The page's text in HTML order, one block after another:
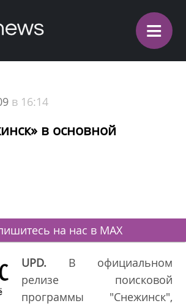
≡
в 16:14
в основной
на нас в MAX
UPD. В официальном
релизе поисковой
программы "Снежинск",